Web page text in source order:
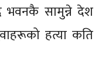
सामुन्ने देश
हत्या कति